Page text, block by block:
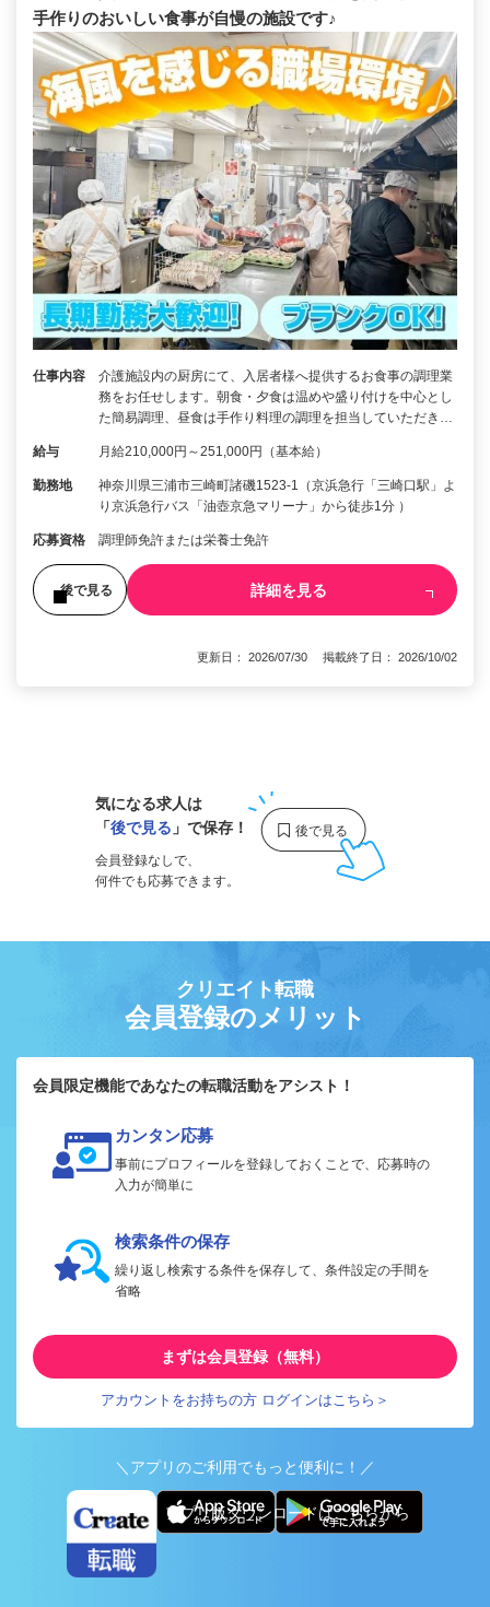
手作りのおいしい食事が自慢の施設です♪
仕事内容
介護施設内の厨房にて、入居者様へ提供するお食事の調理業
務をお任せします。朝食・夕食は温めや盛り付けを中心とし
た簡易調理、昼食は手作り料理の調理を担当していただき…
給与 月給210,000円～251,000円（基本給）
勤務地
神奈川県三浦市三崎町諸磯1523-1（京浜急行「三崎口駅」よ
り京浜急行バス「油壺京急マリーナ」から徒歩1分 ）
応募資格 調理師免許または栄養士免許
後で見る 詳細を見る
更新日： 2026/07/30 掲載終了日： 2026/10/02
気になる求人は
「後で見る 」で保存！
会員登録なしで、
何件でも応募できます。
クリエイト転職
会員登録のメリット
会員限定機能であなたの転職活動をアシスト！
カンタン応募
事前にプロフィールを登録しておくことで、応募時の
入力が簡単に
検索条件の保存
繰り返し検索する条件を保存して、条件設定の手間を
省略
まずは会員登録（無料）
アカウントをお持ちの方 ログインはこちら＞
＼アプリのご利用でもっと便利に！／
アプリ版ダウンロードはこちらから